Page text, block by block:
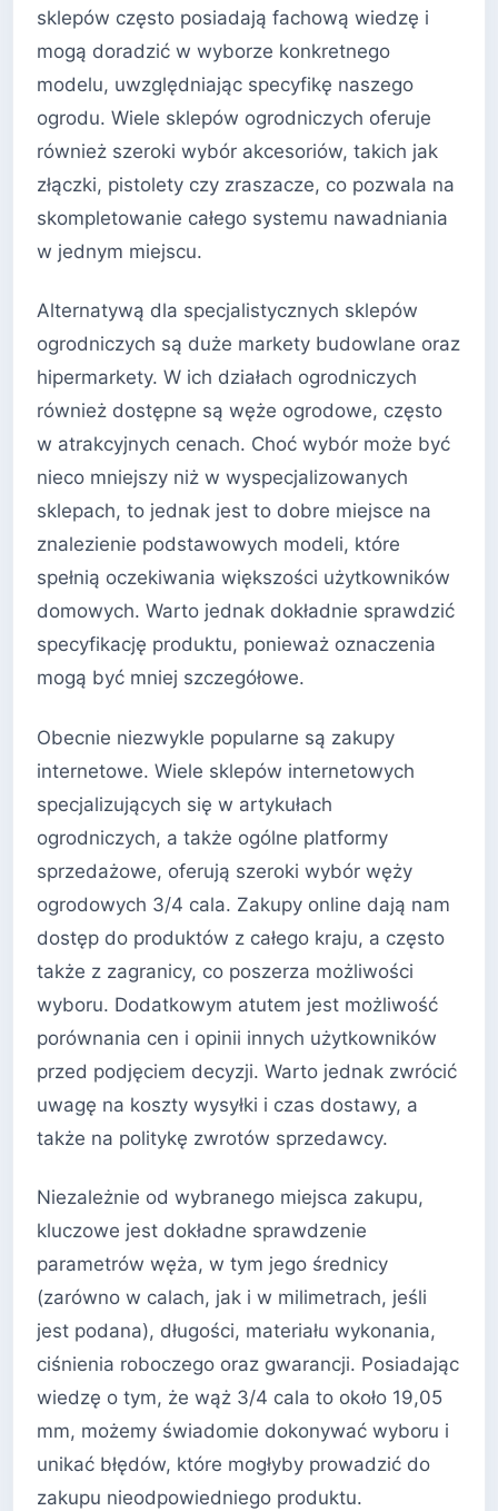
sklepów często posiadają fachową wiedzę i
mogą doradzić w wyborze konkretnego
modelu, uwzględniając specyfikę naszego
ogrodu. Wiele sklepów ogrodniczych oferuje
również szeroki wybór akcesoriów, takich jak
złączki, pistolety czy zraszacze, co pozwala na
skompletowanie całego systemu nawadniania
w jednym miejscu.
Alternatywą dla specjalistycznych sklepów
ogrodniczych są duże markety budowlane oraz
hipermarkety. W ich działach ogrodniczych
również dostępne są węże ogrodowe, często
w atrakcyjnych cenach. Choć wybór może być
nieco mniejszy niż w wyspecjalizowanych
sklepach, to jednak jest to dobre miejsce na
znalezienie podstawowych modeli, które
spełnią oczekiwania większości użytkowników
domowych. Warto jednak dokładnie sprawdzić
specyfikację produktu, ponieważ oznaczenia
mogą być mniej szczegółowe.
Obecnie niezwykle popularne są zakupy
internetowe. Wiele sklepów internetowych
specjalizujących się w artykułach
ogrodniczych, a także ogólne platformy
sprzedażowe, oferują szeroki wybór węży
ogrodowych 3/4 cala. Zakupy online dają nam
dostęp do produktów z całego kraju, a często
także z zagranicy, co poszerza możliwości
wyboru. Dodatkowym atutem jest możliwość
porównania cen i opinii innych użytkowników
przed podjęciem decyzji. Warto jednak zwrócić
uwagę na koszty wysyłki i czas dostawy, a
także na politykę zwrotów sprzedawcy.
Niezależnie od wybranego miejsca zakupu,
kluczowe jest dokładne sprawdzenie
parametrów węża, w tym jego średnicy
(zarówno w calach, jak i w milimetrach, jeśli
jest podana), długości, materiału wykonania,
ciśnienia roboczego oraz gwarancji. Posiadając
wiedzę o tym, że wąż 3/4 cala to około 19,05
mm, możemy świadomie dokonywać wyboru i
unikać błędów, które mogłyby prowadzić do
zakupu nieodpowiedniego produktu.